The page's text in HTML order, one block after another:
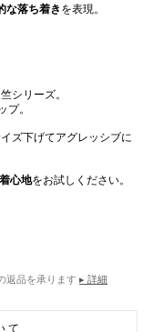
な落ち着き を表現。
シリーズ。
プ。
ズ下げてアグレッシブに
心地をお試しください。
返品を承ります ▸ 詳細
て